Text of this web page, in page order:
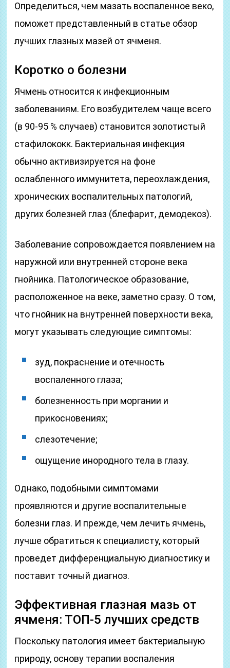
Определиться, чем мазать воспаленное веко,
поможет представленный в статье обзор
лучших глазных мазей от ячменя.
Коротко о болезни
Ячмень относится к инфекционным
заболеваниям. Его возбудителем чаще всего
(в 90-95 % случаев) становится золотистый
стафилококк. Бактериальная инфекция
обычно активизируется на фоне
ослабленного иммунитета, переохлаждения,
хронических воспалительных патологий,
других болезней глаз (блефарит, демодекоз).
Заболевание сопровождается появлением на
наружной или внутренней стороне века
гнойника. Патологическое образование,
расположенное на веке, заметно сразу. О том,
что гнойник на внутренней поверхности века,
могут указывать следующие симптомы:
зуд, покраснение и отечность
воспаленного глаза;
болезненность при моргании и
прикосновениях;
слезотечение;
ощущение инородного тела в глазу.
Однако, подобными симптомами
проявляются и другие воспалительные
болезни глаз. И прежде, чем лечить ячмень,
лучше обратиться к специалисту, который
проведет дифференциальную диагностику и
поставит точный диагноз.
Эффективная глазная мазь от
ячменя: ТОП-5 лучших средств
Поскольку патология имеет бактериальную
природу, основу терапии воспаления